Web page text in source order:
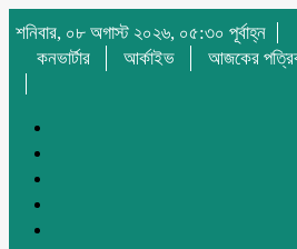
শনিবার, ০৮ অগাস্ট ২০২৬, ০৫:৩০ পূর্বাহ্ন
কনভার্টার
আর্কাইভ আজকের